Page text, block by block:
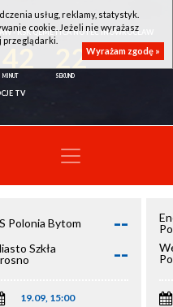
- KSK QEMETICA NOTEĆ INOWROCŁAW
22
TV
Polonia Bytom --
Szkła
--
19.09, 15:00
usług, reklamy, statystyk.
cookie. Jeżeli nie wyrażasz
Wyrażam zgodę »